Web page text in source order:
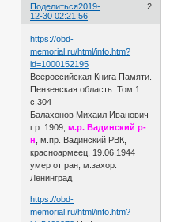
Поделиться 2
2019-
12-30 02:21:56
https://obd-
memorial.ru/html/info.htm?
id=1000152195
Всероссийская Книга Памяти.
Пензенская область. Том 1
с.304
Балахонов Михаил Иванович
г.р. 1909,м.р. Вадинский р-
н , м.пр. Вадинский РВК,
красноармеец, 19.06.1944
умер от ран, м.захор.
Ленинград
https://obd-
memorial.ru/html/info.htm?